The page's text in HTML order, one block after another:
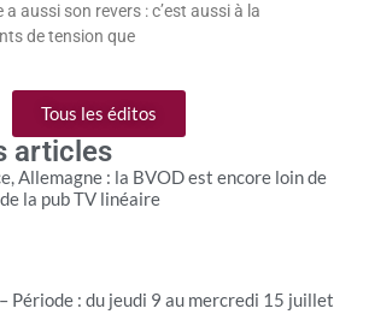
aussi son revers : c’est aussi à la
de tension que
Tous les éditos
articles
Allemagne : la BVOD est encore loin de
la pub TV linéaire
Période : du jeudi 9 au mercredi 15 juillet